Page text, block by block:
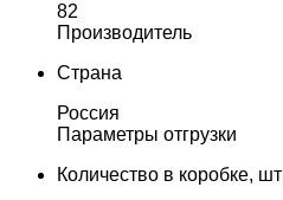
82
Производитель
Страна
Россия
Параметры отгрузки
Количество в коробке, шт